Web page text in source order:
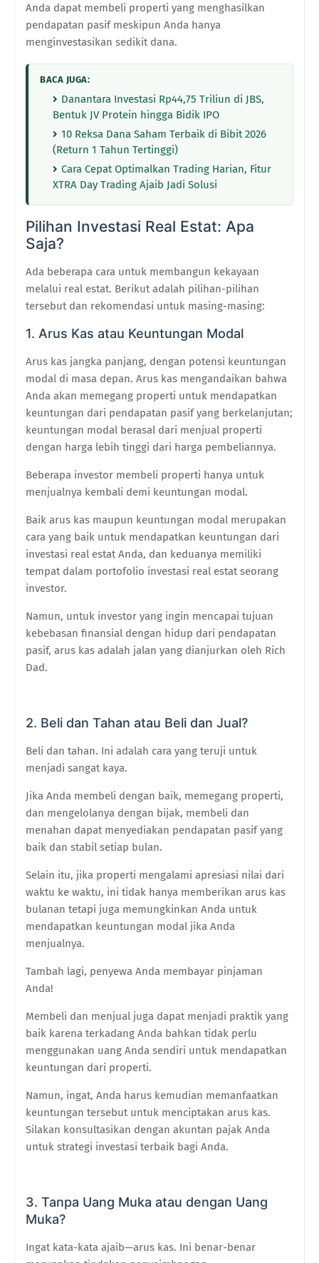
Anda dapat membeli properti yang menghasilkan
pendapatan pasif meskipun Anda hanya
menginvestasikan sedikit dana.
BACA JUGA:
Danantara Investasi Rp44,75 Triliun di JBS,
Bentuk JV Protein hingga Bidik IPO
10 Reksa Dana Saham Terbaik di Bibit 2026
(Return 1 Tahun Tertinggi)
Cara Cepat Optimalkan Trading Harian, Fitur
XTRA Day Trading Ajaib Jadi Solusi
Pilihan Investasi Real Estat: Apa
Saja?
Ada beberapa cara untuk membangun kekayaan
melalui real estat. Berikut adalah pilihan-pilihan
tersebut dan rekomendasi untuk masing-masing:
1. Arus Kas atau Keuntungan Modal
Arus kas jangka panjang, dengan potensi keuntungan
modal di masa depan. Arus kas mengandaikan bahwa
Anda akan memegang properti untuk mendapatkan
keuntungan dari pendapatan pasif yang berkelanjutan;
keuntungan modal berasal dari menjual properti
dengan harga lebih tinggi dari harga pembeliannya.
Beberapa investor membeli properti hanya untuk
menjualnya kembali demi keuntungan modal.
Baik arus kas maupun keuntungan modal merupakan
cara yang baik untuk mendapatkan keuntungan dari
investasi real estat Anda, dan keduanya memiliki
tempat dalam portofolio investasi real estat seorang
investor.
Namun, untuk investor yang ingin mencapai tujuan
kebebasan finansial dengan hidup dari pendapatan
pasif, arus kas adalah jalan yang dianjurkan oleh Rich
Dad.
2. Beli dan Tahan atau Beli dan Jual?
Beli dan tahan. Ini adalah cara yang teruji untuk
menjadi sangat kaya.
Jika Anda membeli dengan baik, memegang properti,
dan mengelolanya dengan bijak, membeli dan
menahan dapat menyediakan pendapatan pasif yang
baik dan stabil setiap bulan.
Selain itu, jika properti mengalami apresiasi nilai dari
waktu ke waktu, ini tidak hanya memberikan arus kas
bulanan tetapi juga memungkinkan Anda untuk
mendapatkan keuntungan modal jika Anda
menjualnya.
Tambah lagi, penyewa Anda membayar pinjaman
Anda!
Membeli dan menjual juga dapat menjadi praktik yang
baik karena terkadang Anda bahkan tidak perlu
menggunakan uang Anda sendiri untuk mendapatkan
keuntungan dari properti.
Namun, ingat, Anda harus kemudian memanfaatkan
keuntungan tersebut untuk menciptakan arus kas.
Silakan konsultasikan dengan akuntan pajak Anda
untuk strategi investasi terbaik bagi Anda.
3. Tanpa Uang Muka atau dengan Uang
Muka?
Ingat kata-kata ajaib—arus kas. Ini benar-benar